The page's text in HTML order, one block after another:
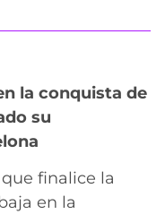
la conquista de
su
finalice la
en la